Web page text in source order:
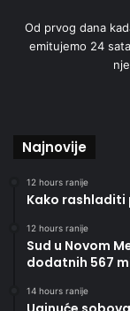
Od prvog dana
emitujemo 24
Najnovije
12 hours ranije
Kako
12 hours ranije
Sud u Novom
dodatnih 567
14 hours ranije